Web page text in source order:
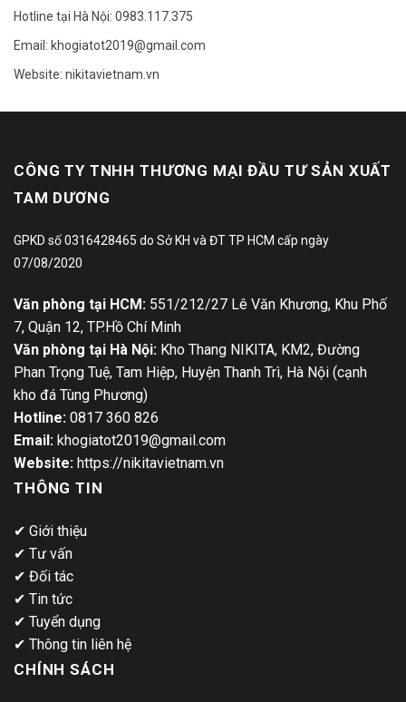
Hotline tại Hà Nội: 0983.117.375
Email: khogiatot2019@gmail.com
Website: nikitavietnam.vn
CÔNG TY TNHH THƯƠNG MẠI ĐẦU TƯ SẢN XUẤT
TAM DƯƠNG
GPKD số 0316428465 do Sở KH và ĐT TP HCM cấp ngày
07/08/2020
Văn phòng tại HCM: 551/212/27 Lê Văn Khương, Khu Phố
7, Quận 12, TP.Hồ Chí Minh
Văn phòng tại Hà Nội: Kho Thang NIKITA, KM2, Đường
Phan Trọng Tuệ, Tam Hiệp, Huyện Thanh Trì, Hà Nội (cạnh
kho đá Tùng Phương)
Hotline: 0817 360 826
Email: khogiatot2019@gmail.com
Website: https://nikitavietnam.vn
THÔNG TIN
✔ Giới thiệu
✔ Tư vấn
✔ Đối tác
✔ Tin tức
✔ Tuyển dụng
✔ Thông tin liên hệ
CHÍNH SÁCH